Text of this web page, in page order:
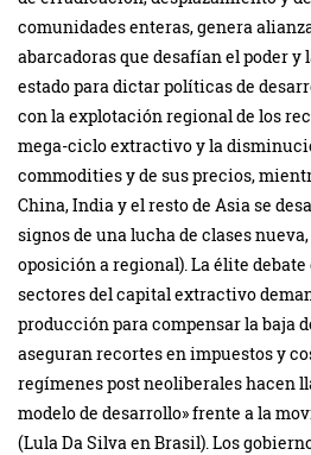
comunidades enteras, genera
abarcadoras que desafían el poder y
estado para dictar políticas de
con la explotación regional de los
mega-ciclo extractivo y la
commodities y de sus precios,
China, India y el resto de Asia se
signos de una lucha de clases
oposición a regional). La élite
sectores del capital extractivo
producción para compensar la baja
aseguran recortes en impuestos y
regímenes post neoliberales hacen
modelo de desarrollo» frente a la
(Lula Da Silva en Brasil). Los